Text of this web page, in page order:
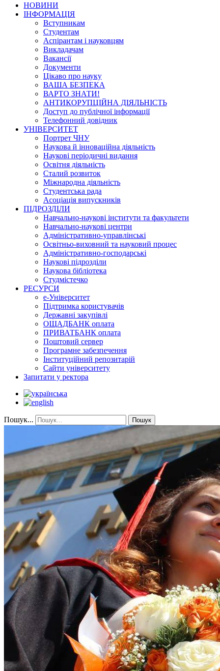
НОВИНИ
ІНФОРМАЦІЯ
Вступникам
Студентам
Аспірантам і науковцям
Викладачам
Вакансії
Документи
Цікаво про науку
ВАША БЕЗПЕКА
ВАРТО ЗНАТИ!
АНТИКОРУПЦІЙНА ДІЯЛЬНІСТЬ
Доступ до публічної інформації
Телефонний довідник
УНІВЕРСИТЕТ
Портрет ЧНУ
Наукова й інноваційна діяльність
Наукові періодичні видання
Освітня діяльність
Сталий розвиток
Міжнародна діяльність
Студентська рада
Асоціація випускників
ПІДРОЗДІЛИ
Навчально-наукові інститути та факультети
Навчально-наукові центри
Адміністративно-управлінські
Освітньо-виховний та науковий процес
Адміністративно-господарські
Наукові підрозділи
Наукова бібліотека
Студмістечко
РЕСУРСИ
е-Університет
Підтримка користувачів
Державні закупівлі
ОЩАДБАНК оплата
ПРИВАТБАНК оплата
Поштовий сервер
Програмне забезпечення
Інституційний репозитарій
Сайти університету
Запитати у ректора
Пошук... Пошук